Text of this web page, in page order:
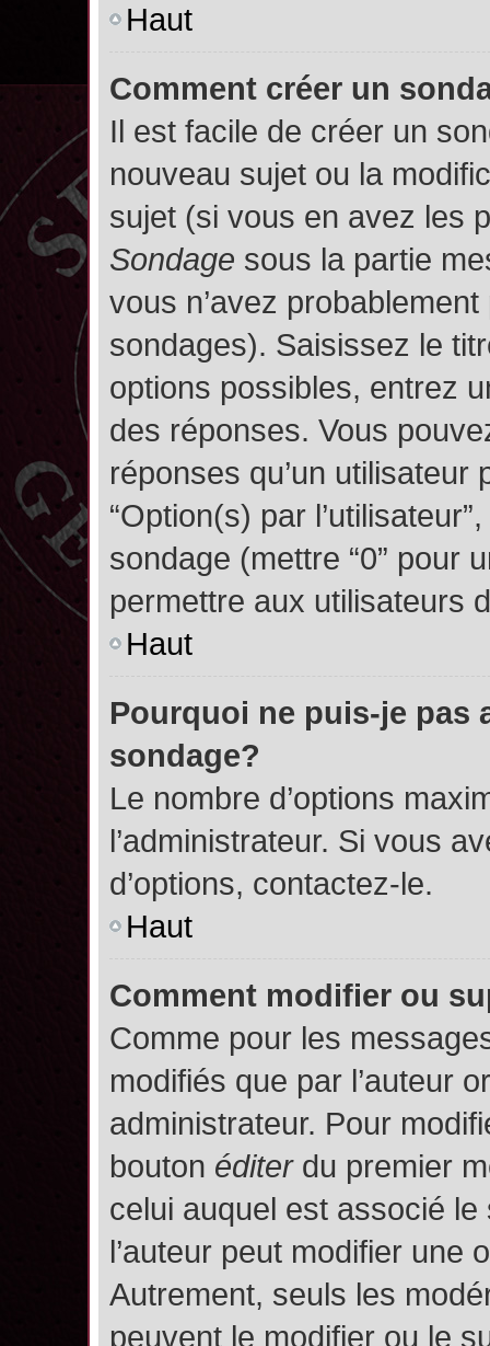
Haut
Comment créer un
Il est facile de créer un
nouveau sujet ou la
sujet (si vous en avez les
Sondage sous la partie
vous n’avez
sondages). Saisissez le
options possibles, entrez
des réponses. Vous
réponses qu’un
“Option(s) par
sondage (mettre “0” pour
permettre aux utilisateurs
Haut
Pourquoi ne puis-je pas
sondage?
Le nombre d’options
l’administrateur. Si vous
d’options, contactez-le.
Haut
Comment modifier ou
Comme pour les
modifiés que par l’auteur
administrateur. Pour
bouton éditerdu premier
celui auquel est associé le
l’auteur peut modifier une
Autrement, seuls les
peuvent le modifier ou le